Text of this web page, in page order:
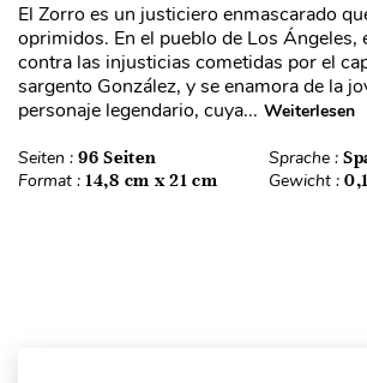
El Zorro es un justiciero enmascarado
oprimidos. En el pueblo de Los Ángeles,
contra las injusticias cometidas por el
sargento González, y se enamora de la
personaje legendario, cuya... Weiterlesen
Seiten : 96 Seiten Sprache :
Format : 14,8 cm x 21 cm Gewicht :